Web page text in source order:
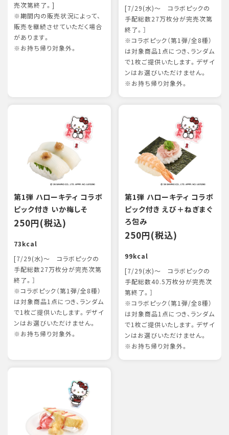
売次第終了。]
※期間内の販売状況によって、
販売を継続させていただく場合
があります。
※お持ち帰り対象外。
[7/29(水)～ コラボピックの
手配総数27万枚分が完売次第
終了。］
※コラボピック（第1弾/全8種）
は対象商品1点につき、ランダム
で1枚ご提供いたします。デザイ
ンはお選びいただけません。
※お持ち帰り対象外。
第1弾 ハローキティ コラボ
ピック付き いか梅しそ
250円(税込)
73kcal
[7/29(水)～ コラボピックの
手配総数27万枚分が完売次第
終了。］
※コラボピック（第1弾/全8種）
は対象商品1点につき、ランダム
で1枚ご提供いたします。デザイ
ンはお選びいただけません。
※お持ち帰り対象外。
第1弾 ハローキティ コラボ
ピック付き えび＋ねぎまぐ
ろ包み
250円(税込)
99kcal
[7/29(水)～ コラボピックの
手配総数40.5万枚分が完売次
第終了。］
※コラボピック（第1弾/全8種）
は対象商品1点につき、ランダム
で1枚ご提供いたします。デザイ
ンはお選びいただけません。
※お持ち帰り対象外。